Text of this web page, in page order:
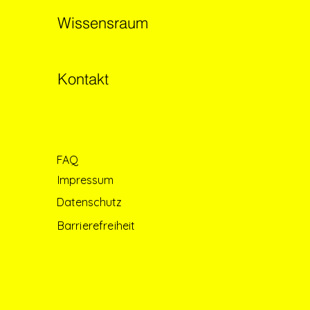
Wissensraum
Kontakt
FAQ
Impressum
Datenschutz
Barrierefreiheit